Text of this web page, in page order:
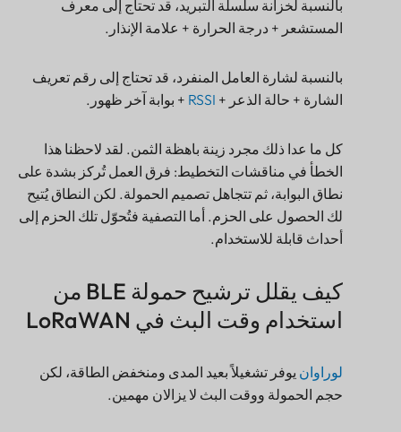
الشارة + حالة الذعر +RSSI+ بوابة آخر ظهور.
الخطأ في مناقشات التخطيط: فرق العمل تُركز بشدة على
نطاق البوابة، ثم تتجاهل تصميم الحمولة. لكن النطاق يُتيح
لك الحصول على الحزم. أما التصفية فتُحوّل تلك الحزم إلى
أحداث قابلة للاستخدام.
استخدام وقت البث في LoRaWAN
حجم الحمولة ووقت البث لا يزالان مهمين.